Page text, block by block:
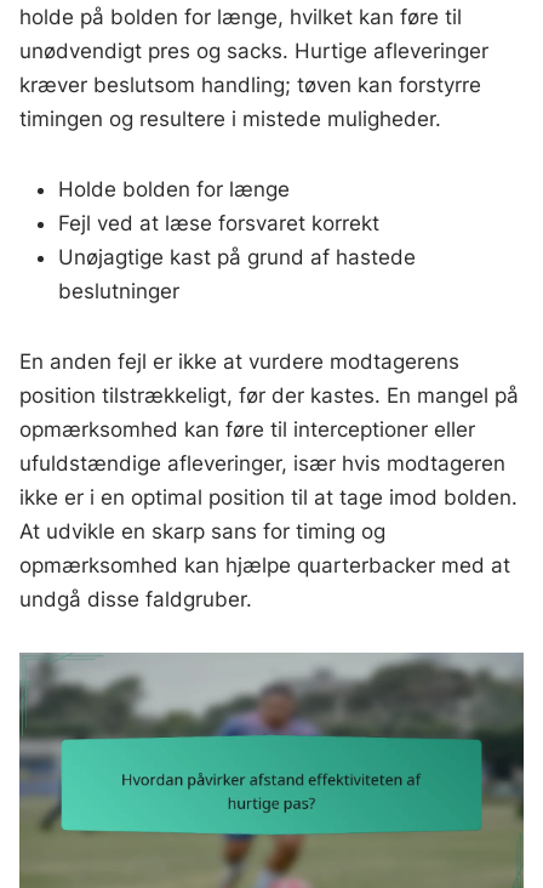
holde på bolden for længe, hvilket kan føre til
unødvendigt pres og sacks. Hurtige afleveringer
kræver beslutsom handling; tøven kan forstyrre
timingen og resultere i mistede muligheder.
Holde bolden for længe
Fejl ved at læse forsvaret korrekt
Unøjagtige kast på grund af hastede
beslutninger
En anden fejl er ikke at vurdere modtagerens
position tilstrækkeligt, før der kastes. En mangel på
opmærksomhed kan føre til interceptioner eller
ufuldstændige afleveringer, især hvis modtageren
ikke er i en optimal position til at tage imod bolden.
At udvikle en skarp sans for timing og
opmærksomhed kan hjælpe quarterbacker med at
undgå disse faldgruber.